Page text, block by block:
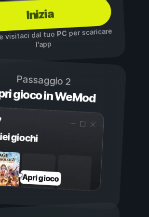
Inizia
visitaci dal tuoPC per scaricare
l'app
Passaggio 2
gioco in WeMod
giochi
Apri gioco